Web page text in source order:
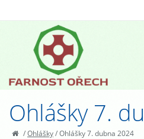
Ohlášky 7.
/Ohlášky/Ohlášky 7. dubna 2024